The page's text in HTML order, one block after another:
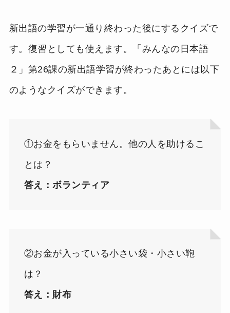
新出語の学習が一通り終わった後にするクイズで
す。復習としても使えます。「みんなの日本語
２」第26課の新出語学習が終わったあとには以下
のようなクイズができます。
①お金をもらいません。他の人を助けるこ
とは？
答え：ボランティア
②お金が入っている小さい袋・小さい鞄
は？
答え：財布